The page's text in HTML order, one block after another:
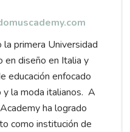
primera Universidad
en diseño en Italia y
educación enfocado
y la moda italianos. A
ha logrado
como institución de